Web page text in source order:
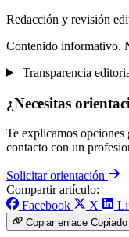
Redacción y revisión
Contenido informativo.
Transparencia
¿Necesitas
Te explicamos opciones
contacto con un
Solicitar orientación
Compartir artículo:
Facebook
X
Copiar enlace Copiado